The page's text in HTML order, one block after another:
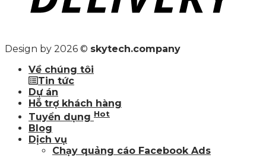
Design by 2026 © skytech.company
Về chúng tôi
Tin tức
Dự án
Hỗ trợ khách hàng
Tuyển dụng Hot
Blog
Dịch vụ
Chạy quảng cáo Facebook Ads